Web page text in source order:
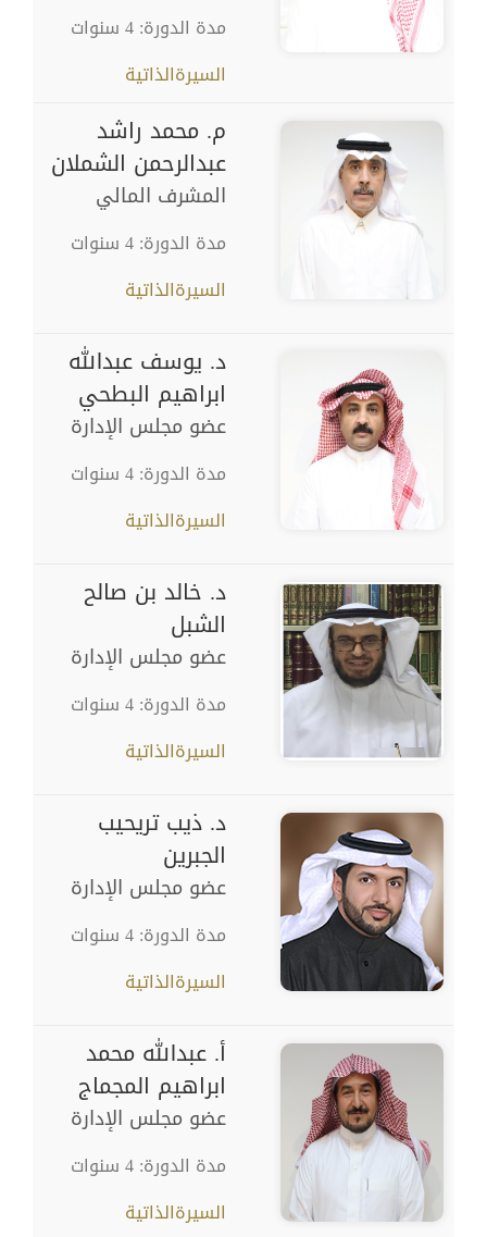
مدة الدورة: 4 سنوات
السيرةالذاتية
م. محمد راشد
عبدالرحمن الشملان
المشرف المالي
مدة الدورة: 4 سنوات
السيرةالذاتية
د. يوسف عبدالله
ابراهيم البطحي
عضو مجلس الإدارة
مدة الدورة: 4 سنوات
السيرةالذاتية
د. خالد بن صالح
الشبل
عضو مجلس الإدارة
مدة الدورة: 4 سنوات
السيرةالذاتية
د. ذيب تريحيب
الجبرين
عضو مجلس الإدارة
مدة الدورة: 4 سنوات
السيرةالذاتية
أ. عبدالله محمد
ابراهيم المجماج
عضو مجلس الإدارة
مدة الدورة: 4 سنوات
السيرةالذاتية